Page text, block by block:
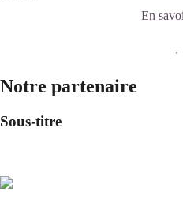
En
Notre partenaire
Sous-titre